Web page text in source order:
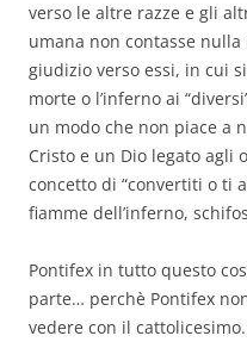
verso le altre razze e gli
umana non contasse
giudizio verso essi, in cui
morte o l’inferno ai
un modo che non piace a
Cristo e un Dio legato agli
concetto di “convertiti o ti
fiamme dell’inferno,
Pontifex in tutto questo
parte… perchè Pontifex
vedere con il